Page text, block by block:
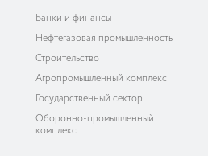
Банки и финансы
Нефтегазовая промышленность
Строительство
Агропромышленный комплекс
Государственный сектор
Оборонно-промышленный
комплекс